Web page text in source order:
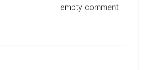
empty comment